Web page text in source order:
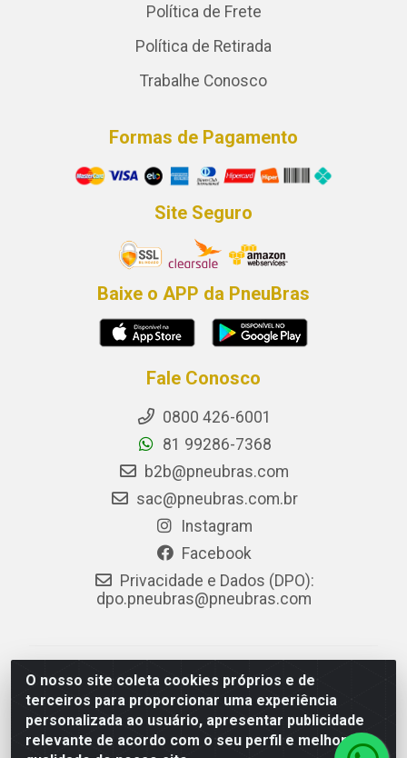
O nosso site coleta cookies próprios e de
terceiros para proporcionar uma experiência
personalizada ao usuário, apresentar publicidade
relevante de acordo com o seu perfil e melhorar a
Política de Frete
Política de Retirada
Trabalhe Conosco
Formas de Pagamento
Site Seguro
Baixe o APP da PneuBras
Fale Conosco
0800 426-6001
81 99286-7368
b2b@pneubras.com
sac@pneubras.com.br
Instagram
Facebook
Privacidade e Dados (DPO):
dpo.pneubras@pneubras.com
PneuBras - Rodovia BR-101, KM 82 - Prazeres,
Jaboatão dos Guararapes/PE - CEP 54.335-000 - CNPJ
08.678.386/0001-05 - Pneubras Comércio de Pneus
Ltda